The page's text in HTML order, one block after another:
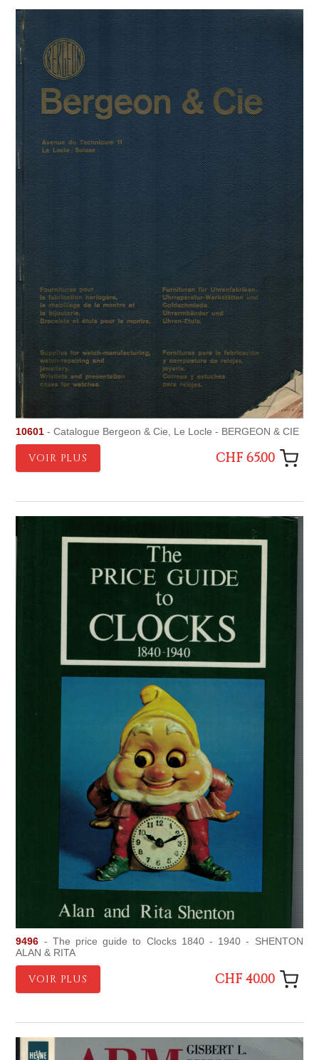
10601 - Catalogue Bergeon & Cie, Le Locle - BERGEON & CIE
VOIR PLUS CHF 65.00
9496 - The price guide to Clocks 1840 - 1940 - SHENTON
ALAN & RITA
VOIR PLUS CHF 40.00